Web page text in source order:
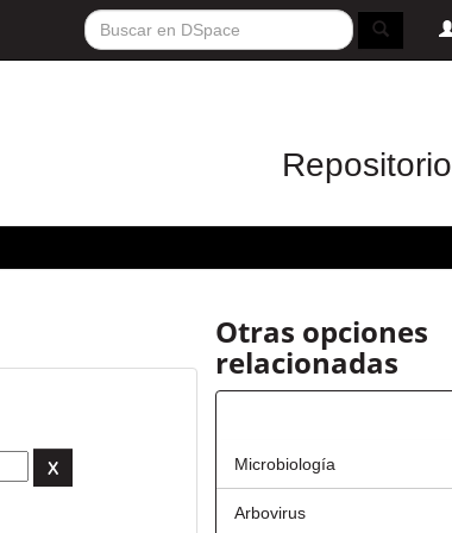
Repositorio
Otras opciones
relacionadas
Microbiología
Arbovirus